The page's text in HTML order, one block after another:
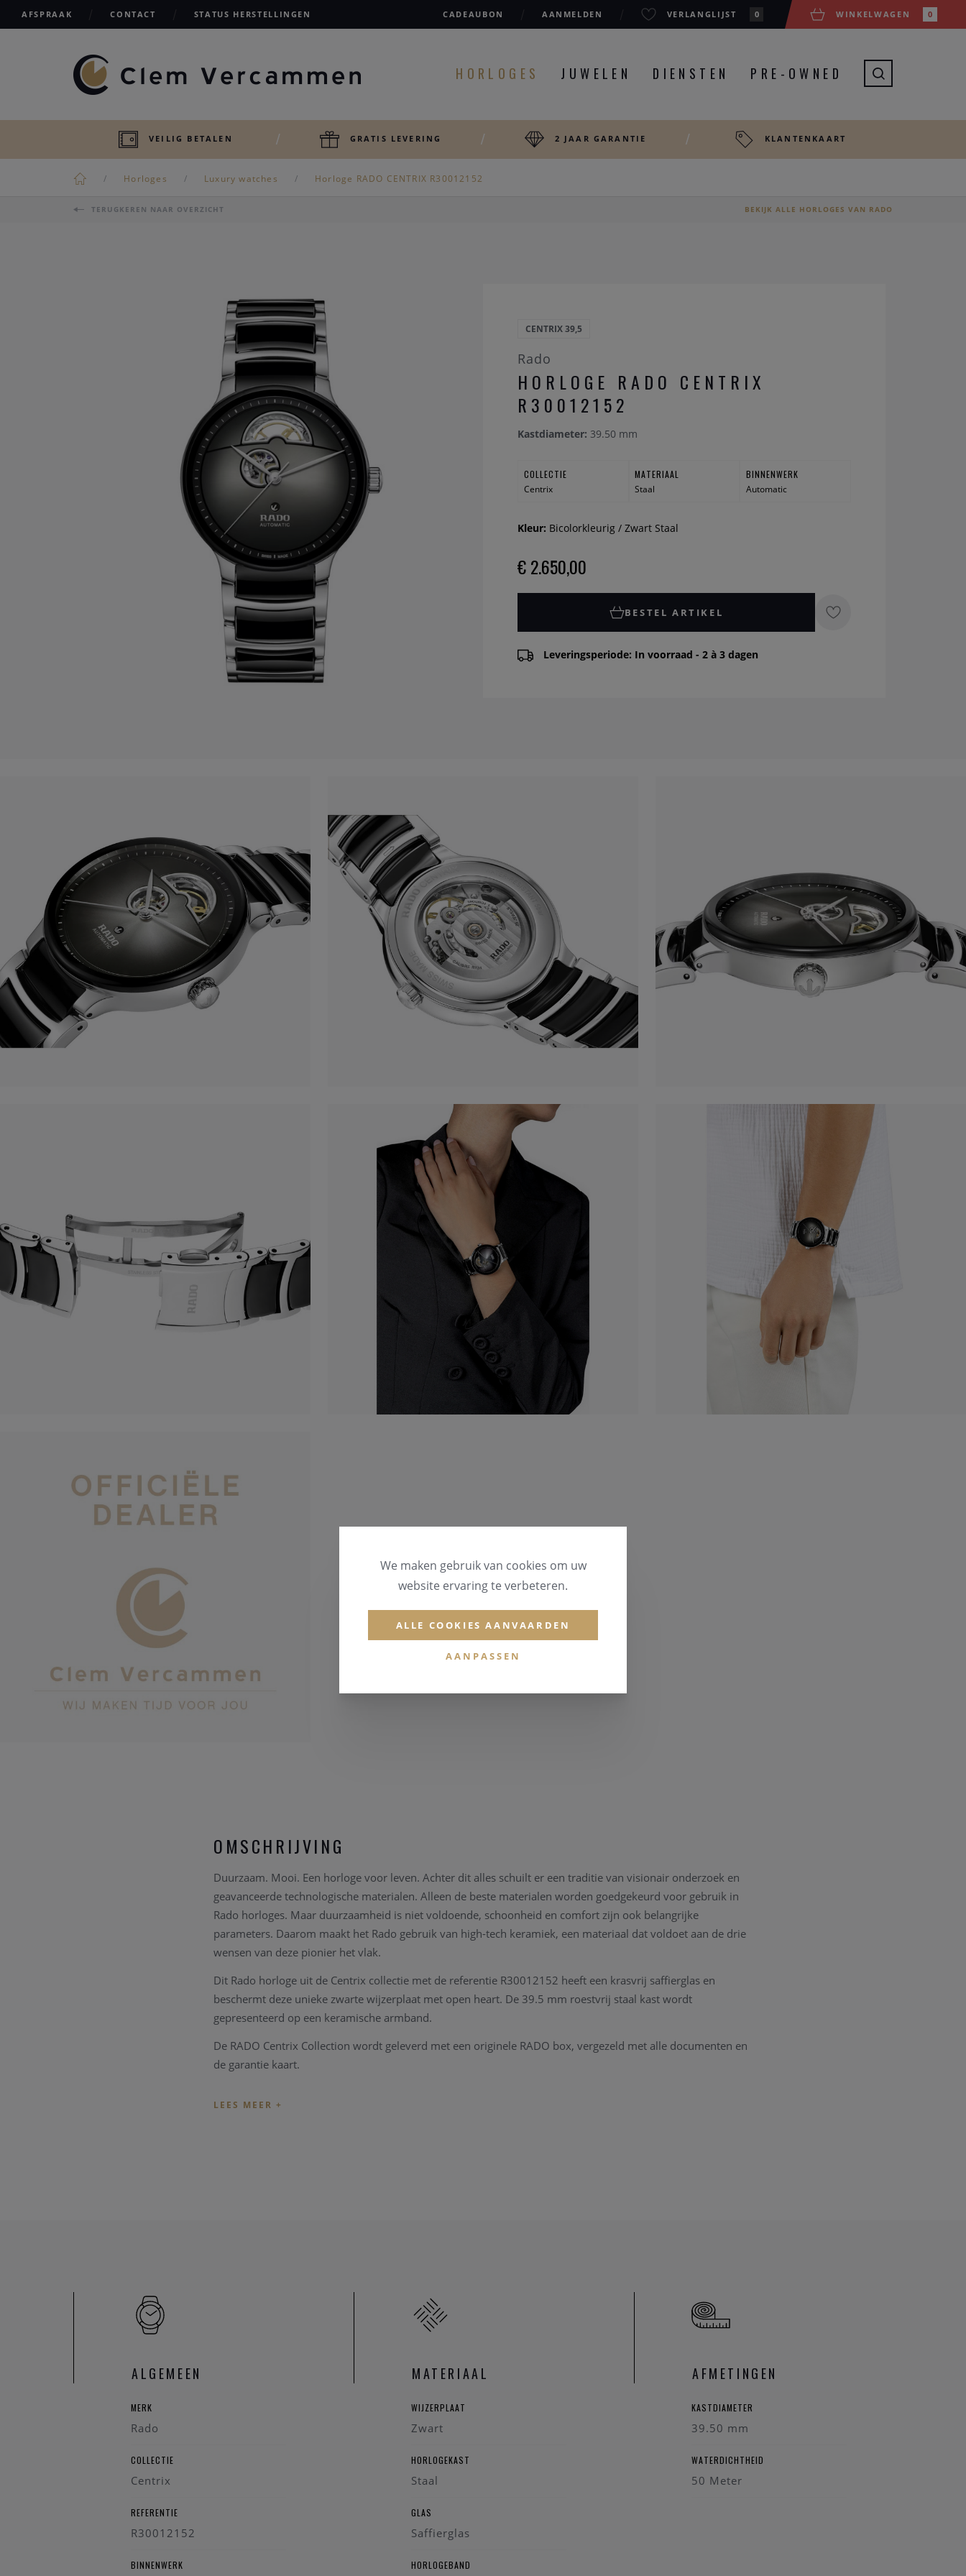
AFSPRAAK CONTACT STATUS HERSTELLINGEN CADEAUBON AANMELDEN VERLANGLIJST 0 WINKELWAGEN 0
HORLOGES JUWELEN DIENSTEN PRE-OWNED
VEILIG BETALEN GRATIS LEVERING 2 JAAR GARANTIE KLANTENKAART
Horloges Luxury watches Horloge RADO CENTRIX R30012152
TERUGKEREN NAAR OVERZICHT BEKIJK ALLE HORLOGES VAN RADO
CENTRIX 39,5
Rado
HORLOGE RADO CENTRIX
R30012152
Kastdiameter: 39.50 mm
COLLECTIE
Centrix
MATERIAAL
Staal
BINNENWERK
Automatic
Kleur: Bicolorkleurig / Zwart Staal
€ 2.650,00
BESTEL ARTIKEL
Leveringsperiode: In voorraad - 2 à 3 dagen
OMSCHRIJVING
Duurzaam. Mooi. Een horloge voor leven. Achter dit alles schuilt er een traditie van visionair onderzoek en
geavanceerde technologische materialen. Alleen de beste materialen worden goedgekeurd voor gebruik in
Rado horloges. Maar duurzaamheid is niet voldoende, schoonheid en comfort zijn ook belangrijke
parameters. Daarom maakt het Rado gebruik van high-tech keramiek, een materiaal dat voldoet aan de drie
wensen van deze pionier het vlak.
Dit Rado horloge uit de Centrix collectie met de referentie R30012152 heeft een krasvrij saffierglas en
beschermt deze unieke zwarte wijzerplaat met open heart. De 39.5 mm roestvrij staal kast wordt
gepresenteerd op een keramische armband.
De RADO Centrix Collection wordt geleverd met een originele RADO box, vergezeld met alle documenten en
de garantie kaart.
ALGEMEEN
MERK
Rado
COLLECTIE
Centrix
REFERENTIE
R30012152
BINNENWERK
MATERIAAL
WIJZERPLAAT
Zwart
HORLOGEKAST
Staal
GLAS
Saffierglas
HORLOGEBAND
AFMETINGEN
KASTDIAMETER
39.50 mm
WATERDICHTHEID
50 Meter
We maken gebruik van cookies om uw
website ervaring te verbeteren.
ALLE COOKIES AANVAARDEN
AANPASSEN